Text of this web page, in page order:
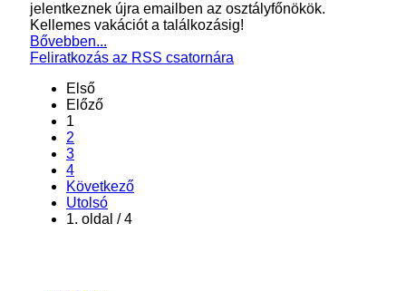
jelentkeznek újra emailben az osztályfőnökök.
Kellemes vakációt a találkozásig!
Bővebben...
Feliratkozás az RSS csatornára
Első
Előző
1
2
3
4
Következő
Utolsó
1. oldal / 4